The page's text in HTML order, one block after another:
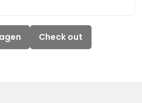
Check out